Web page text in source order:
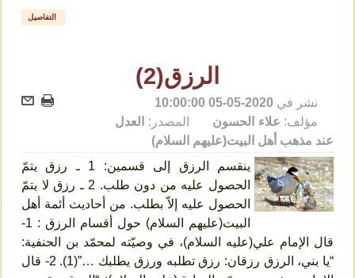
التفاصيل
الرزق(2)
نشر في 2020-05-05 10:00:00
مؤلف: علاء الحسون المصدر:
العدل
عند مذهب أهل البيت(عليهم السلام)
ينقسم الرزق إلى قسمين: 1 ـ رزق يتمّ
الحصول عليه من دون طلب. 2 ـ رزق لا يتمّ
الحصول عليه إلاّ بطلب. من أحاديث أئمة أهل
البيت(عليهم السلام) حول أقسام الرزق : 1-
قال الإمام علي(عليه السلام)، في وصيّته لمحمّد بن الحنفية:
“يا بني، الرزق رزقان: رزق تطلبه ورزق يطلبك …”(1). 2- قال